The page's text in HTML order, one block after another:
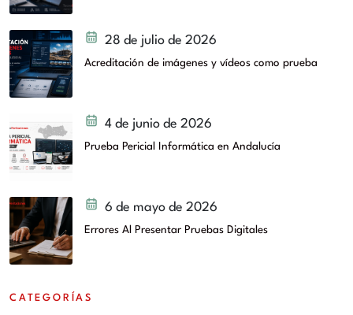
28 de julio de 2026
Acreditación de imágenes y vídeos como prueba
4 de junio de 2026
Prueba Pericial Informática en Andalucía
6 de mayo de 2026
Errores Al Presentar Pruebas Digitales
CATEGORÍAS